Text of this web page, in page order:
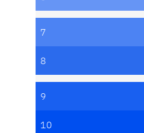
7
8
9
10